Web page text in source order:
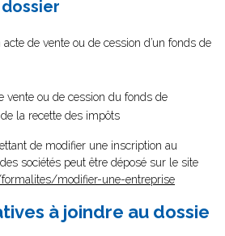
de vente ou de cession d’un fonds de
vente ou de cession du fonds de
la recette des impôts
de modifier une inscription au
sociétés peut être déposé sur le site
modifier-une-entreprise
à joindre au dossie